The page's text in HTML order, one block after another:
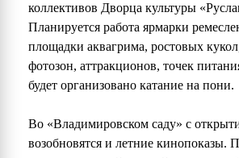
коллективов Дворца культуры
Планируется работа ярмарки
площадки аквагрима, ростовых
фотозон, аттракционов, точек
будет организовано катание на пони.
Во «Владимировском саду» с
возобновятся и летние кинопоказы.